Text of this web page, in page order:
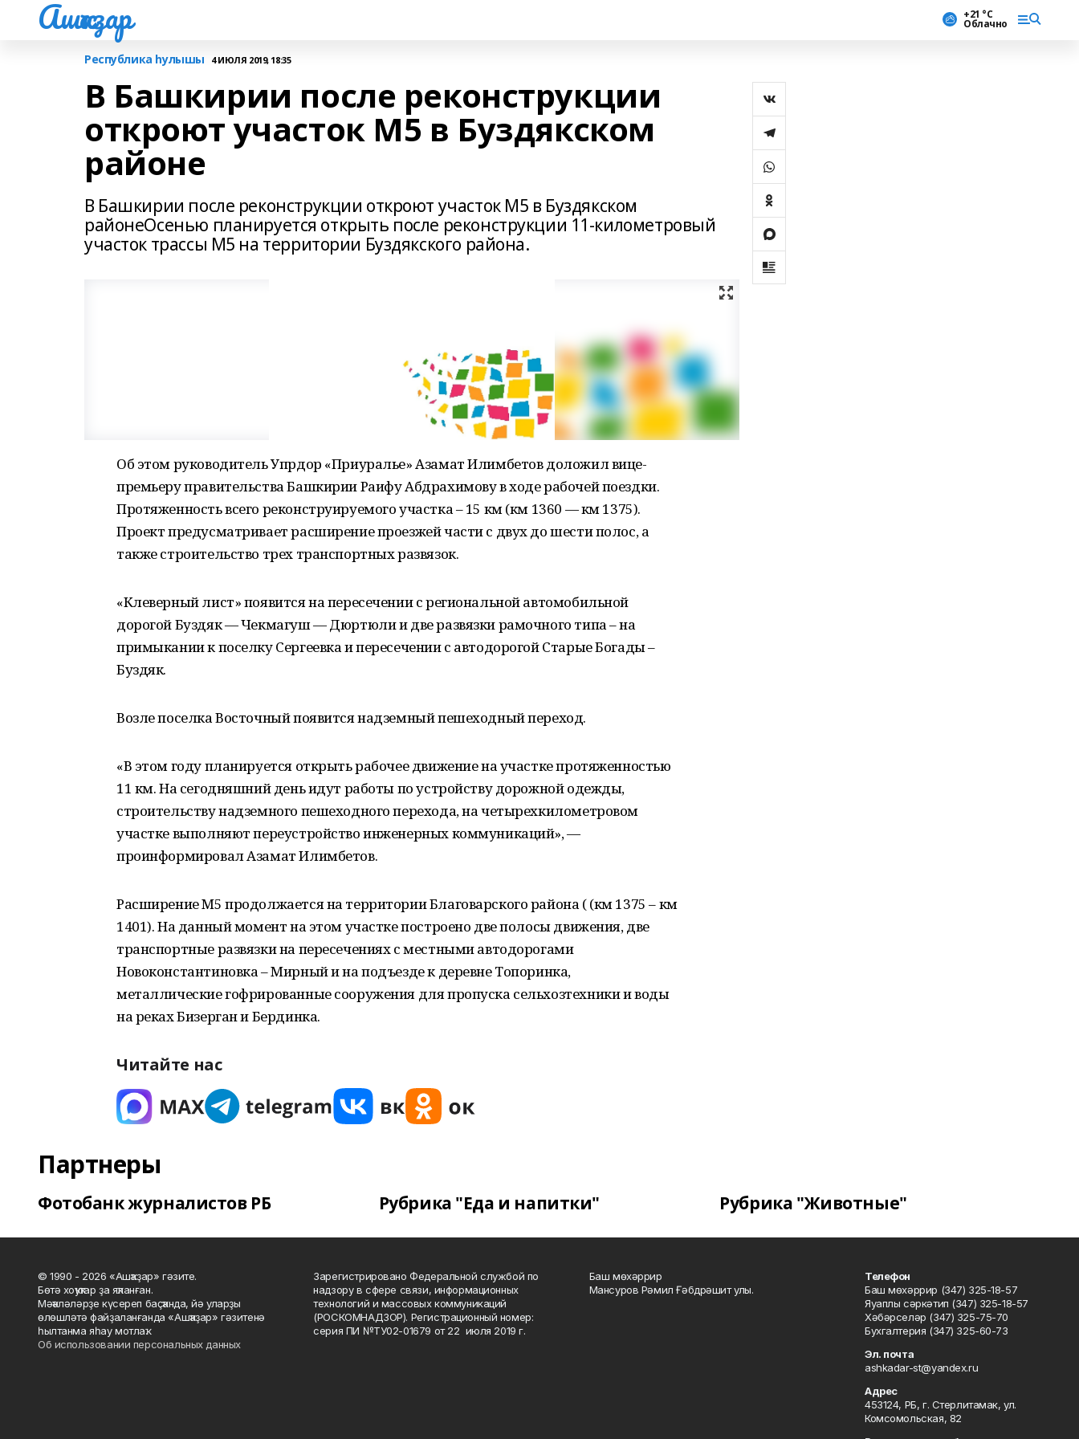
Ашҡаҙар +21 °С
Облачно
Республика һулышы 4 ИЮЛЯ 2019, 18:35
В Башкирии после реконструкции
откроют участок М5 в Буздякском
районе
В Башкирии после реконструкции откроют участок М5 в Буздякском
районеОсенью планируется открыть после реконструкции 11-километровый
участок трассы М5 на территории Буздякского района.
Об этом руководитель Упрдор «Приуралье» Азамат Илимбетов доложил вице-
премьеру правительства Башкирии Раифу Абдрахимову в ходе рабочей поездки.
Протяженность всего реконструируемого участка – 15 км (км 1360 — км 1375).
Проект предусматривает расширение проезжей части с двух до шести полос, а
также строительство трех транспортных развязок.
«Клеверный лист» появится на пересечении с региональной автомобильной
дорогой Буздяк — Чекмагуш — Дюртюли и две развязки рамочного типа – на
примыкании к поселку Сергеевка и пересечении с автодорогой Старые Богады –
Буздяк.
Возле поселка Восточный появится надземный пешеходный переход.
«В этом году планируется открыть рабочее движение на участке протяженностью
11 км. На сегодняшний день идут работы по устройству дорожной одежды,
строительству надземного пешеходного перехода, на четырехкилометровом
участке выполняют переустройство инженерных коммуникаций», —
проинформировал Азамат Илимбетов.
Расширение М5 продолжается на территории Благоварского района ( (км 1375 – км
1401). На данный момент на этом участке построено две полосы движения, две
транспортные развязки на пересечениях с местными автодорогами
Новоконстантиновка – Мирный и на подъезде к деревне Топоринка,
металлические гофрированные сооружения для пропуска сельхозтехники и воды
на реках Бизерган и Бердинка.
Читайте нас
Партнеры
Фотобанк журналистов РБ Рубрика "Еда и напитки" Рубрика "Животные"
© 1990 - 2026 «Ашҡаҙар» гәзите.
Бөтә хоҡуҡтар ҙа яҡланған.
Мәҡәләләрҙе күсереп баҫҡанда, йә уларҙы
өлөшләтә файҙаланғанда «Ашҡаҙар» гәзитенә
һылтанма яһау мотлаҡ.
Об использовании персональных данных
Зарегистрировано Федеральной службой по
надзору в сфере связи, информационных
технологий и массовых коммуникаций
(РОСКОМНАДЗОР). Регистрационный номер:
серия ПИ №ТУ02-01679 от 22 июля 2019 г.
Баш мөхәррир
Мансуров Рәмил Ғәбдрәшит улы.
Телефон
Баш мөхәррир (347) 325-18-57
Яуаплы сәркәтип (347) 325-18-57
Хәбәрселәр (347) 325-75-70
Бухгалтерия (347) 325-60-73
Эл. почта
ashkadar-st@yandex.ru
Адрес
453124, РБ, г. Стерлитамак, ул.
Комсомольская, 82